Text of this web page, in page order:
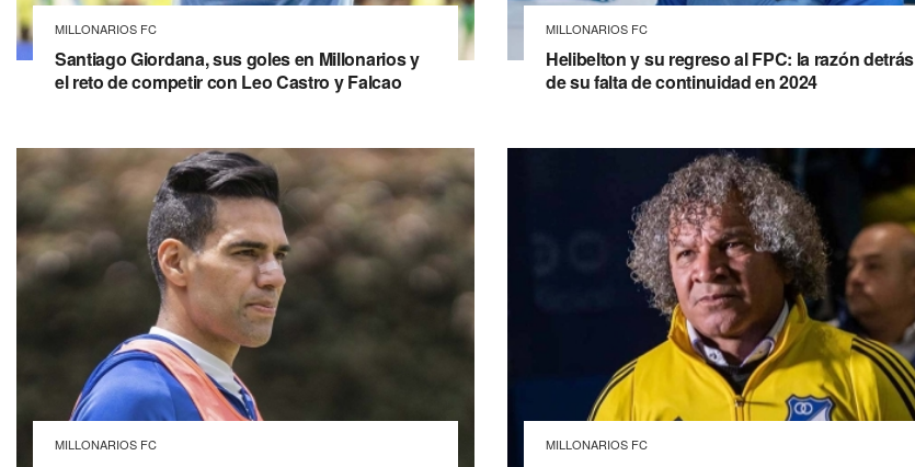
MILLONARIOS FC
Santiago Giordana, sus goles en Millonarios y
el reto de competir con Leo Castro y Falcao
MILLONARIOS FC
Helibelton y su regreso al FPC: la razón detrás
de su falta de continuidad en 2024
MILLONARIOS FC MILLONARIOS FC